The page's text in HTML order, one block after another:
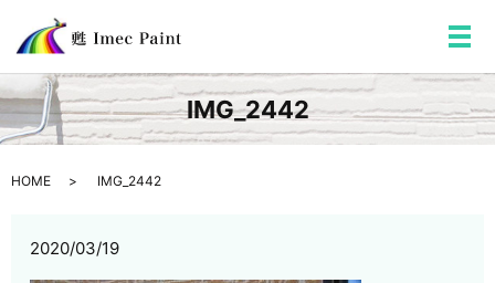
メ
IMG_2442
HOME IMG_2442
2020/03/19